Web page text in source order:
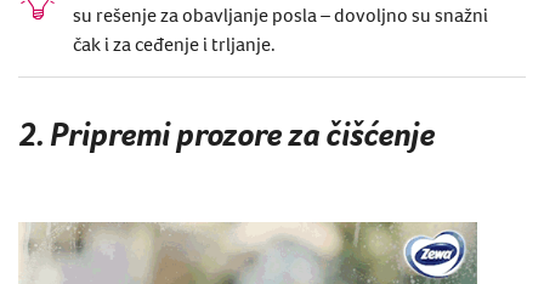
su rešenje za obavljanje posla – dovoljno su snažni
čak i za ceđenje i trljanje.
2. Pripremi prozore za čišćenje